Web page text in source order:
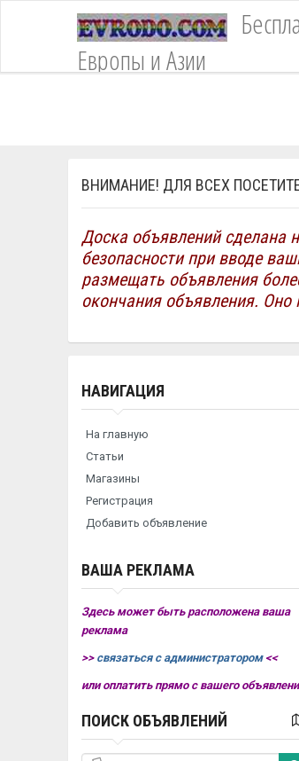
existTable 'evrodococuevrodo.eboard_filter_val_files'
'evrodococuevrodo.eboard_filter_val_string' doesn't
Европы и Азии
ВНИМАНИЕ! ДЛЯ ВСЕХ
Доска объявлений сделана
безопасности при вводе
размещать объявления
окончания объявления.
НАВИГАЦИЯ
На главную
Статьи
Магазины
Регистрация
Добавить объявление
ВАША РЕКЛАМА
Здесь может быть расположена ваша
реклама
>> связаться с администратором <<
или оплатить прямо с вашего
ПОИСК ОБЪЯВЛЕНИЙ